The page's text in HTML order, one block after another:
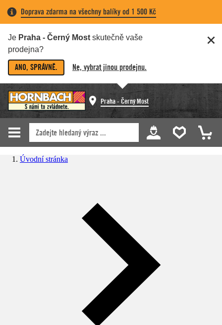
Doprava zdarma na všechny balíky od 1 500 Kč
Je Praha - Černý Most skutečně vaše
prodejna?
ANO, SPRÁVNĚ. Ne, vybrat jinou prodejnu.
Praha - Černý Most
Úvodní stránka